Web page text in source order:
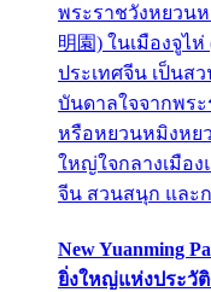
พระราชวังหยวนห
明園) ในเมืองจูไ
ประเทศจีน เป็นส
บันดาลใจจากพระ
หรือหยวนหมิงหย
ใหญ่ใจกลางเมือ
จีน สวนสนุก และ
New Yuanming
ยิ่งใหญ่แห่งประวั